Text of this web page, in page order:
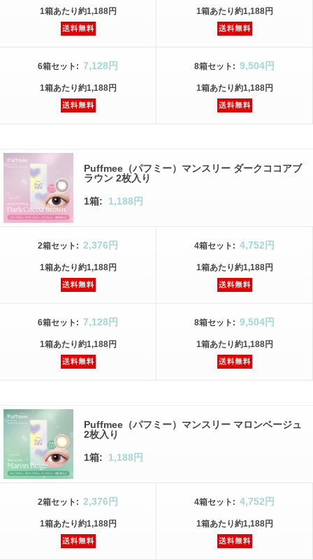
1箱あたり約1,188円 1箱あたり約1,188円
6箱セット : 7,128円
1箱あたり約1,188円
8箱セット : 9,504円
1箱あたり約1,188円
Puffmee（パフミー）マンスリー ダークココアブ
ラウン 2枚入り
1箱: 1,188円
2箱セット : 2,376円
1箱あたり約1,188円
4箱セット : 4,752円
1箱あたり約1,188円
6箱セット : 7,128円
1箱あたり約1,188円
8箱セット : 9,504円
1箱あたり約1,188円
Puffmee（パフミー）マンスリー マロンベージュ
2枚入り
1箱: 1,188円
2箱セット : 2,376円
1箱あたり約1,188円
4箱セット : 4,752円
1箱あたり約1,188円